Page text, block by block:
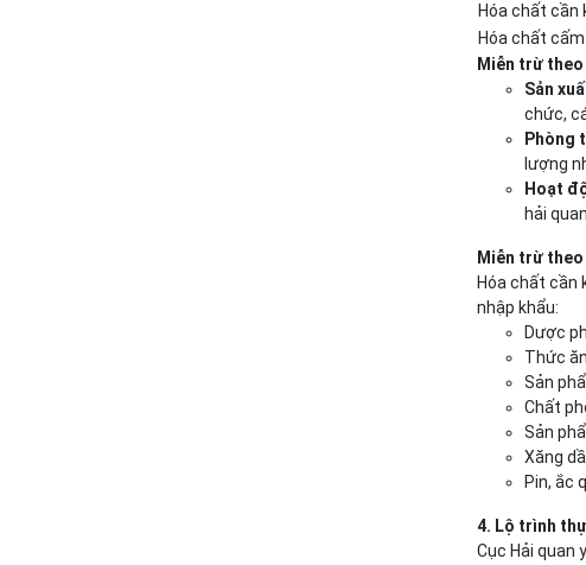
Hóa chất
Hóa chất cấm
Miễn trừ
Sản
chức,
Phòng
lượng
Hoạt
hải
Miễn trừ
Hóa chất cần
nhập khẩu:
Dược
Thức
Sản
Chất
Sản
Xăng
Pin, ắc
4. Lộ trình
Cục Hải quan